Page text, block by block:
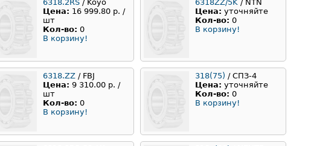
6318.2RS / Koyo
Цена: 16 999.80 р. /
шт
Кол-во: 0
В корзину!
6318ZZ/5K / NTN
Цена: уточняйте
Кол-во: 0
В корзину!
6318.ZZ / FBJ
Цена: 9 310.00 р. /
шт
Кол-во: 0
В корзину!
318(75) / СПЗ-4
Цена: уточняйте
Кол-во: 0
В корзину!